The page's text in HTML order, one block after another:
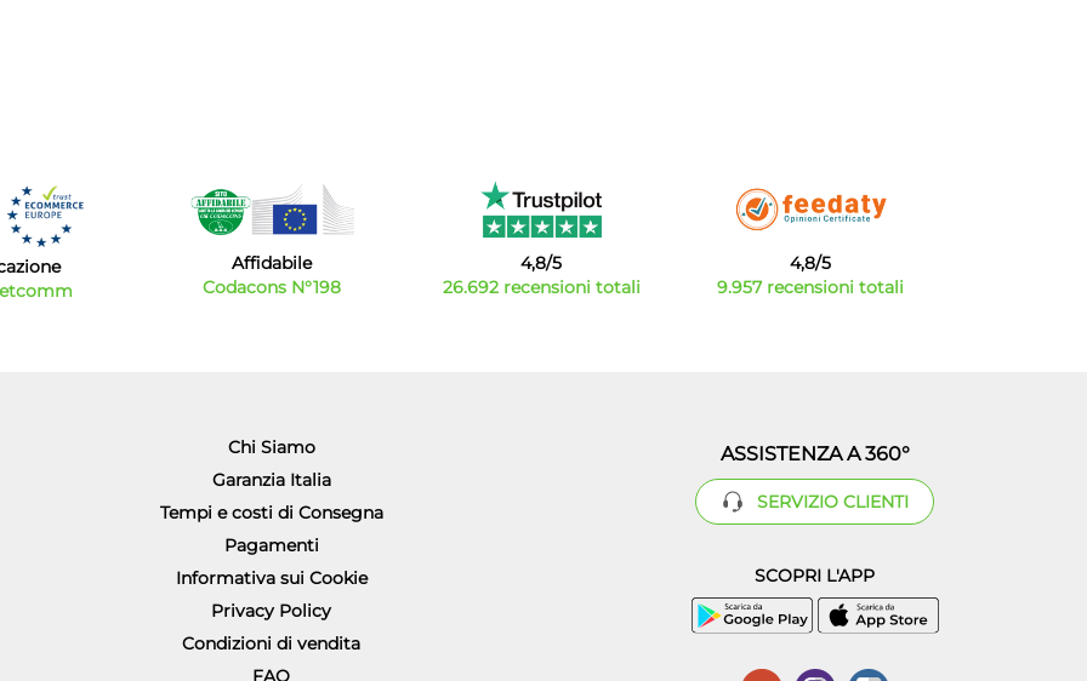
Affidabile
Codacons N°198
4,8/5
26.692 recensioni totali
4,8/5
9.957 recensioni totali
Chi Siamo
Garanzia Italia
Tempi e costi di Consegna
Pagamenti
Informativa sui Cookie
Privacy Policy
Condizioni di vendita
FAQ
ASSISTENZA A 360°
SERVIZIO CLIENTI
SCOPRI L'APP